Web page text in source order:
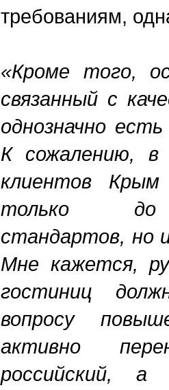
требованиям,
«Кроме того,
связанный с
однозначно
К сожалению, в
клиентов
только до
стандартов, но
Мне кажется,
гостиниц
вопросу
активно
российский, а